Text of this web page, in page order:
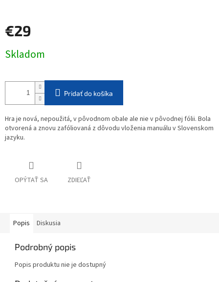
€29
cena:
Skladom
Pridať do košíka
Hra je nová, nepoužitá, v pôvodnom obale ale nie v pôvodnej fólii. Bola
otvorená a znovu zafóliovaná z dôvodu vloženia manuálu v Slovenskom
jazyku.
OPÝTAŤ SA ZDIEĽAŤ
Popis Diskusia
Podrobný popis
Popis produktu nie je dostupný